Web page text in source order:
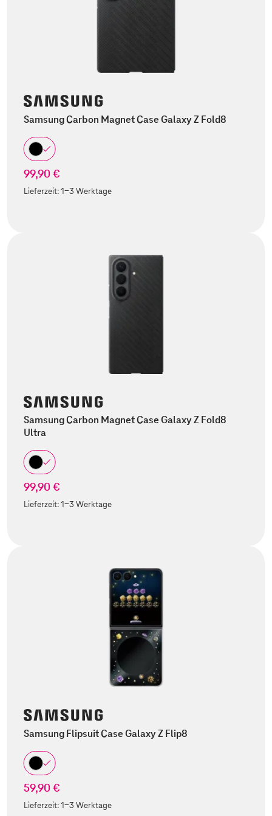
Samsung Carbon Magnet Case Galaxy Z Fold8
99,90 €
Lieferzeit:1-3 Werktage
Samsung Carbon Magnet Case Galaxy Z Fold8
Ultra
99,90 €
Lieferzeit:1-3 Werktage
Samsung Flipsuit Case Galaxy Z Flip8
59,90 €
Lieferzeit:1-3 Werktage